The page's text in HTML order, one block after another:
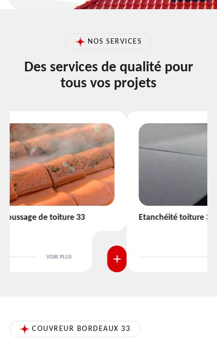
NOS SERVICES
Des services de qualité pour
tous vos projets
Etanchéité toiture 33
VOIR PLUS
COUVREUR BORDEAUX 33